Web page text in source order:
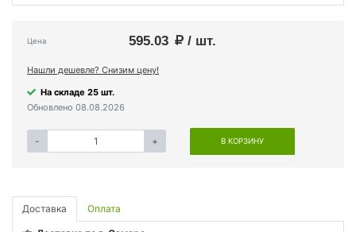
Цена 595.03 / шт.
Нашли дешевле? Снизим цену!
На складе 25 шт.
Обновлено 08.08.2026
- + В КОРЗИНУ
Доставка Оплата